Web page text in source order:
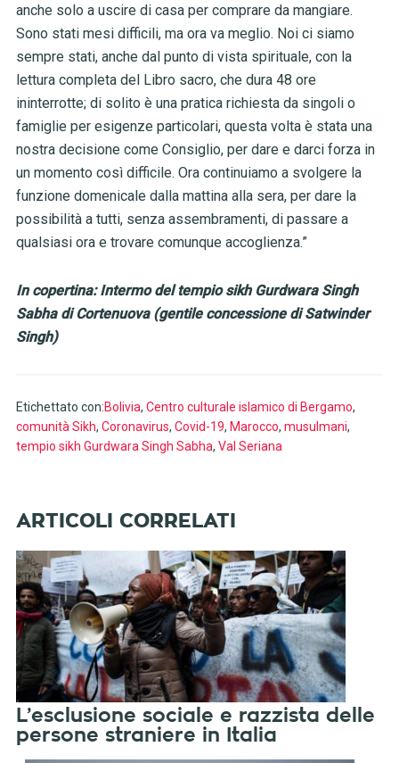
anche solo a uscire di casa per comprare da mangiare.
Sono stati mesi difficili, ma ora va meglio. Noi ci siamo
sempre stati, anche dal punto di vista spirituale, con la
lettura completa del Libro sacro, che dura 48 ore
ininterrotte; di solito è una pratica richiesta da singoli o
famiglie per esigenze particolari, questa volta è stata una
nostra decisione come Consiglio, per dare e darci forza in
un momento così difficile. Ora continuiamo a svolgere la
funzione domenicale dalla mattina alla sera, per dare la
possibilità a tutti, senza assembramenti, di passare a
qualsiasi ora e trovare comunque accoglienza.”
In copertina: Intermo del tempio sikh Gurdwara Singh
Sabha di Cortenuova (gentile concessione di Satwinder
Singh)
Etichettato con:Bolivia, Centro culturale islamico di Bergamo,
comunità Sikh, Coronavirus, Covid-19, Marocco, musulmani,
tempio sikh Gurdwara Singh Sabha, Val Seriana
L’esclusione sociale e razzista delle
persone straniere in Italia